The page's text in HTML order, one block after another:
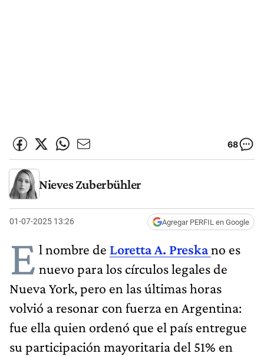
68
Nieves Zuberbühler
01-07-2025 13:26 Agregar PERFIL en Google
E l nombre de Loretta A. Preskano es
nuevo para los círculos legales de
Nueva York, pero en las últimas horas
volvió a resonar con fuerza en Argentina:
fue ella quien ordenó que el país entregue
su participación mayoritaria del 51% en